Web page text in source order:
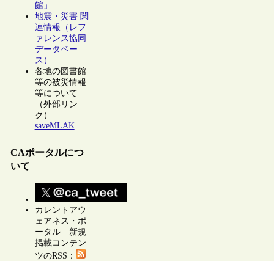
館」
地震・災害 関
連情報（レフ
ァレンス協同
データベー
ス）
各地の図書館
等の被災情報
等について
（外部リン
ク）
saveMLAK
CAポータルにつ
いて
カレントアウ
ェアネス・ポ
ータル 新規
掲載コンテン
ツのRSS：